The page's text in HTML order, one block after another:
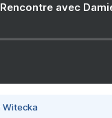
avec
Witecka